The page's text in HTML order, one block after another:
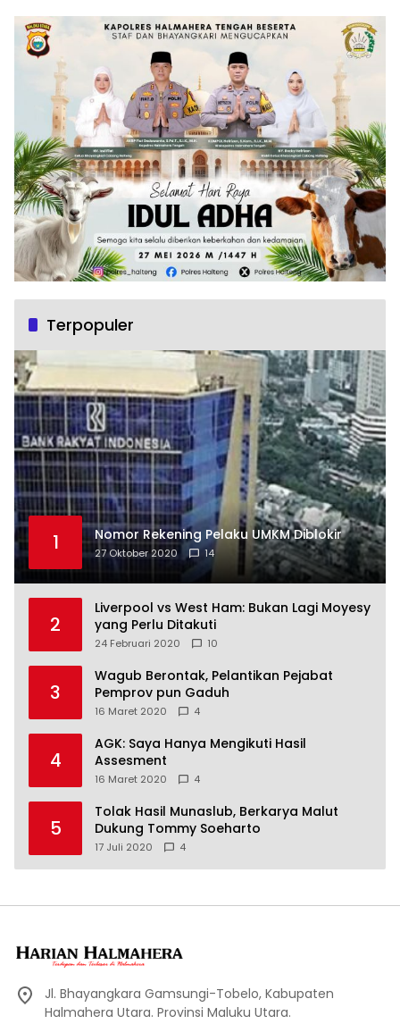
Terpopuler
1 Nomor Rekening Pelaku UMKM Diblokir
27 Oktober 2020 14
2
Liverpool vs West Ham: Bukan Lagi Moyesy
yang Perlu Ditakuti
24 Februari 2020 10
3
Wagub Berontak, Pelantikan Pejabat
Pemprov pun Gaduh
16 Maret 2020 4
4
AGK: Saya Hanya Mengikuti Hasil
Assesment
16 Maret 2020 4
5
Tolak Hasil Munaslub, Berkarya Malut
Dukung Tommy Soeharto
17 Juli 2020 4
Jl. Bhayangkara Gamsungi-Tobelo, Kabupaten
Halmahera Utara. Provinsi Maluku Utara.